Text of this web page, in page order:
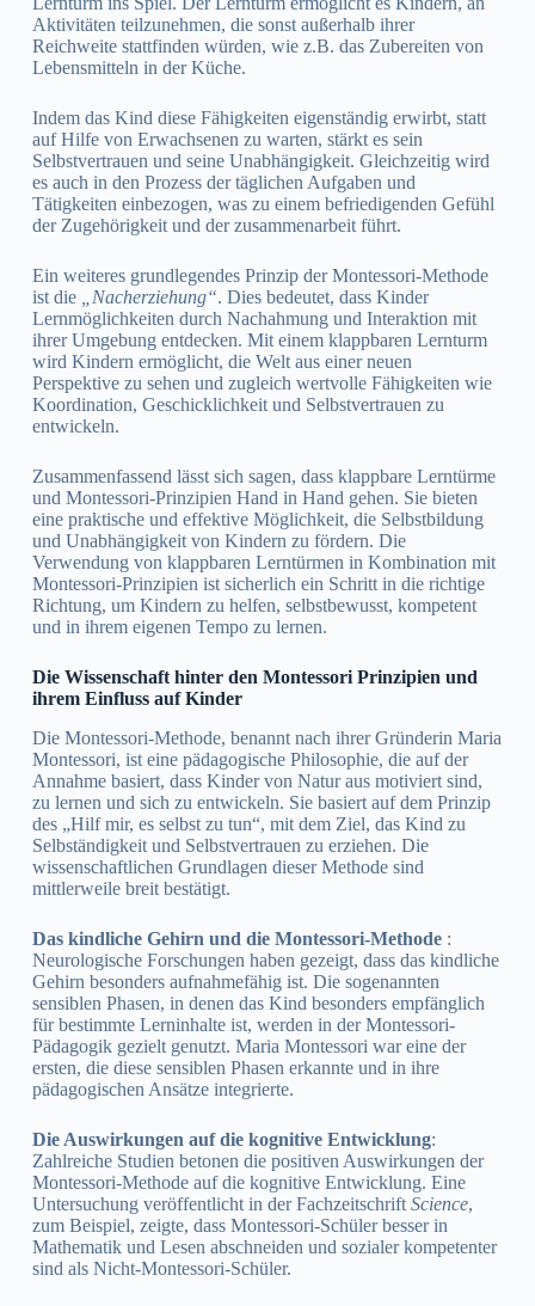
Aktivitäten teilzunehmen, die sonst außerhalb ihrer
Reichweite stattfinden würden, wie z.B. das Zubereiten von
Lebensmitteln in der Küche.
Indem das Kind diese Fähigkeiten eigenständig erwirbt, statt
auf Hilfe von Erwachsenen zu warten, stärkt es sein
Selbstvertrauen und seine Unabhängigkeit. Gleichzeitig wird
es auch in den Prozess der täglichen Aufgaben und
Tätigkeiten einbezogen, was zu einem befriedigenden Gefühl
der Zugehörigkeit und der zusammenarbeit führt.
Ein weiteres grundlegendes Prinzip der Montessori-Methode
ist die
„Nacherziehung“. Dies bedeutet, dass Kinder
Lernmöglichkeiten durch Nachahmung und Interaktion mit
ihrer Umgebung entdecken. Mit einem klappbaren Lernturm
wird Kindern ermöglicht, die Welt aus einer neuen
Perspektive zu sehen und zugleich wertvolle Fähigkeiten wie
Koordination, Geschicklichkeit und Selbstvertrauen zu
entwickeln.
Zusammenfassend lässt sich sagen, dass klappbare Lerntürme
und Montessori-Prinzipien Hand in Hand gehen. Sie bieten
eine praktische und effektive Möglichkeit, die Selbstbildung
und Unabhängigkeit von Kindern zu fördern. Die
Verwendung von klappbaren Lerntürmen in Kombination mit
Montessori-Prinzipien ist sicherlich ein Schritt in die richtige
Richtung, um Kindern zu helfen, selbstbewusst, kompetent
und in ihrem eigenen Tempo zu lernen.
Die Wissenschaft hinter den Montessori Prinzipien und
ihrem Einfluss auf Kinder
Die Montessori-Methode, benannt nach ihrer Gründerin Maria
Montessori, ist eine pädagogische Philosophie, die auf der
Annahme basiert, dass Kinder von Natur aus motiviert sind,
zu lernen und sich zu entwickeln. Sie basiert auf dem Prinzip
des „Hilf mir, es selbst zu tun“, mit dem Ziel, das Kind zu
Selbständigkeit und Selbstvertrauen zu erziehen. Die
wissenschaftlichen Grundlagen dieser Methode sind
mittlerweile breit bestätigt.
Das kindliche Gehirn und die Montessori-Methode:
Neurologische Forschungen haben gezeigt, dass das kindliche
Gehirn besonders aufnahmefähig ist. Die sogenannten
sensiblen Phasen, in denen das Kind besonders empfänglich
für bestimmte Lerninhalte ist, werden in der Montessori-
Pädagogik gezielt genutzt. Maria Montessori war eine der
ersten, die diese sensiblen Phasen erkannte und in ihre
pädagogischen Ansätze integrierte.
Die Auswirkungen auf die kognitive Entwicklung:
Zahlreiche Studien betonen die positiven Auswirkungen der
Montessori-Methode auf die kognitive Entwicklung. Eine
Untersuchung veröffentlicht in der Fachzeitschrift Science,
zum Beispiel, zeigte, dass Montessori-Schüler besser in
Mathematik und Lesen abschneiden und sozialer kompetenter
sind als Nicht-Montessori-Schüler.